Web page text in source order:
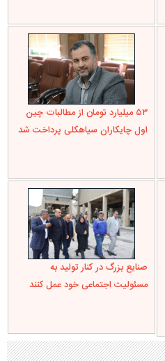
۵۳ میلیارد تومان از مطالبات چین
اول چایکاران سیاهکلی پرداخت شد
صنایع بزرگ در کنار تولید به
مسئولیت اجتماعی خود عمل کنند